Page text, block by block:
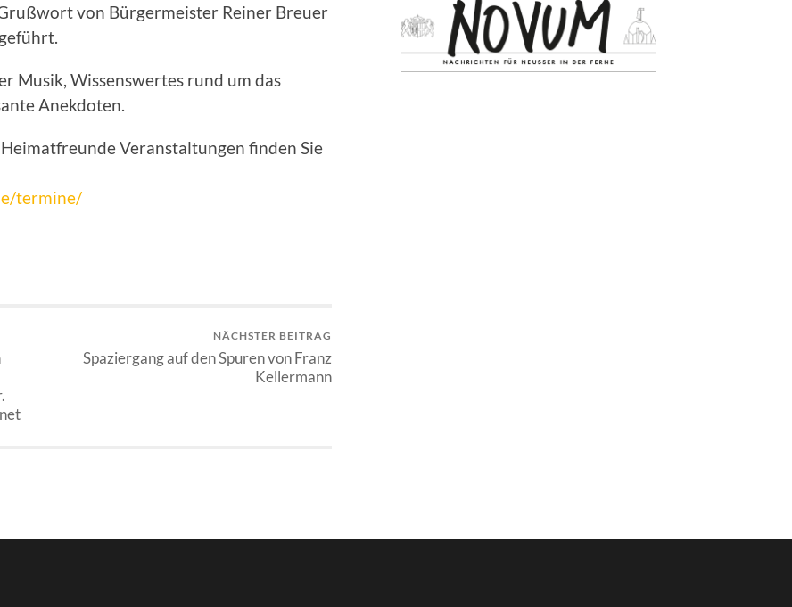
von Bürgermeister Reiner Breuer
Musik, Wissenswertes rund um das
Anekdoten.
Veranstaltungen finden Sie
termine/
NÄCHSTER BEITRAG
Spaziergang auf den Spuren von Franz
Kellermann